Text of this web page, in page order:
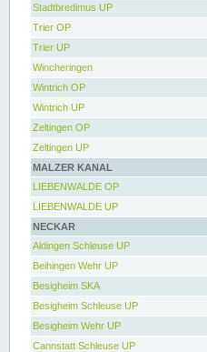
Stadtbredimus UP
Trier OP
Trier UP
Wincheringen
Wintrich OP
Wintrich UP
Zeltingen OP
Zeltingen UP
MALZER KANAL
LIEBENWALDE OP
LIEBENWALDE UP
NECKAR
Aldingen Schleuse UP
Beihingen Wehr UP
Besigheim SKA
Besigheim Schleuse UP
Besigheim Wehr UP
Cannstatt Schleuse UP